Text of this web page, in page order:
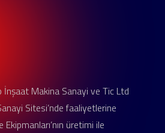
İnşaat Makina Sanayi ve Tic Ltd
Sitesi’nde faaliyetlerine
üretimi ile